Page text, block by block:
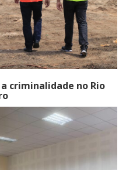
criminalidade no Rio